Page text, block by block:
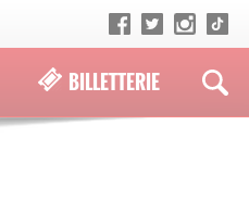
BILLETTERIE